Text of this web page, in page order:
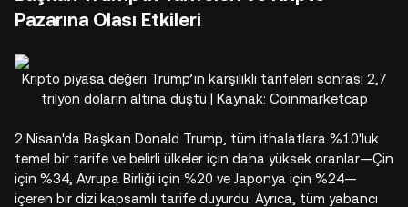
Pazarına Olası Etkileri
Kripto piyasa değeri Trump’ın karşılıklı tarifeleri sonrası 2,7
trilyon doların altına düştü | Kaynak: Coinmarketcap
2 Nisan'da Başkan Donald Trump, tüm ithalatlara %10'luk
temel bir tarife ve belirli ülkeler için daha yüksek oranlar—Çin
için %34, Avrupa Birliği için %20 ve Japonya için %24—
içeren bir dizi kapsamlı tarife duyurdu. Ayrıca, tüm yabancı